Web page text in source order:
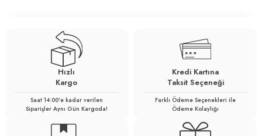
Hızlı
Kargo
Saat 14:00'e kadar verilen
Siparişler Aynı Gün Kargoda!
Kredi Kartına
Taksit Seçeneği
Farklı Ödeme Seçenekleri ile
Ödeme Kolaylığı